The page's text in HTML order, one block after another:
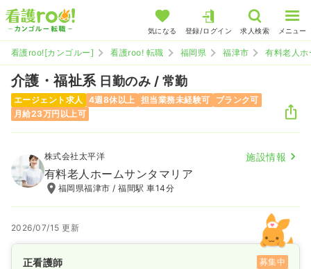
気になる 登録/ログイン 求人検索 メニュー
看護roo![カンゴルー] 看護roo! 転職 福岡県 福津市 有料老人
介護・福祉系 日勤のみ / 常勤
エージェント求人 4週8休以上 担当業務未経験可
ブランク可
月給23万円以上可
株式会社太平洋 施設情報
有料老人ホームサンタマリア
福岡県福津市 / 福間駅 車14分
2026/07/15 更新
正看護師 募集中